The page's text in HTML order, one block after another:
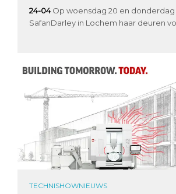
24-04 Op woensdag 20 en donderdag
SafanDarley in Lochem haar deuren
TECHNISHOWNIEUWS